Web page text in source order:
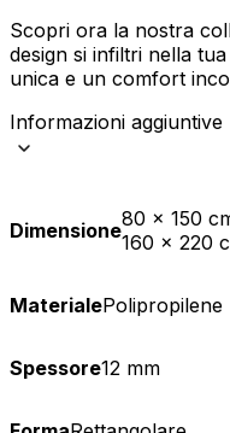
Scopri ora la nostra
design si infiltri nella
unica e un comfort
Informazioni aggiuntive
Dimensione80 x 150
160 x 220
MaterialePolipropilene
Spessore12 mm